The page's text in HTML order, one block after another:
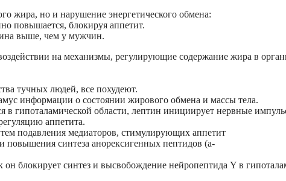
жира, но и нарушение энергетического обмена:
повышается, блокируя аппетит.
выше, чем у мужчин.
на механизмы, регулирующие содержание жира в
тучных людей, все похудеют.
информации о состоянии жирового обмена и массы тела.
в гипоталамической области, лептин инициирует нервные
аппетита.
подавления медиаторов, стимулирующих аппетит
повышения синтеза анорексигенных пептидов (а-
блокирует синтез и высвобождение нейропептида Y в